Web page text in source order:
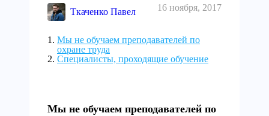
Ткаченко Павел 16 ноября, 2017
Мы не обучаем преподавателей по
охране труда
Специалисты, проходящие обучение
Мы не обучаем преподавателей по